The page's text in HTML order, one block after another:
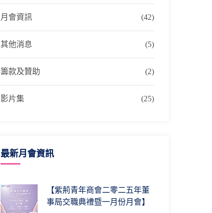
月會資訊 (42)
其他消息 (5)
籌款及贊助 (2)
影片集 (25)
最新月會資訊
【紫荊青年商會二零二五年董
事局交職典禮暨一月份月會】